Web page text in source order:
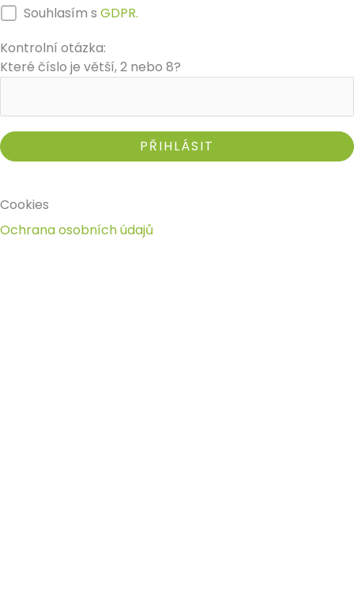
Souhlasím sGDPR.
Kontrolní otázka:
Které číslo je větší, 2 nebo 8?
Cookies
Ochrana osobních údajů